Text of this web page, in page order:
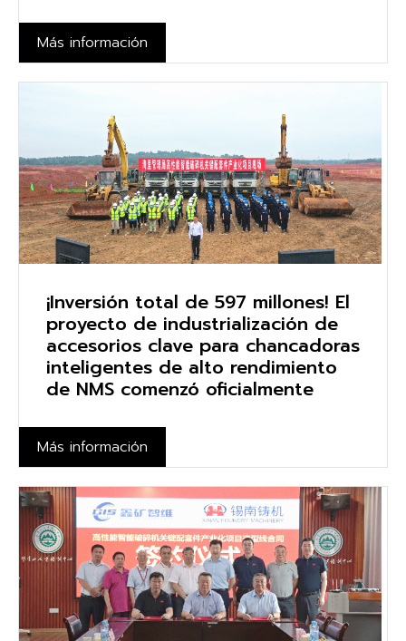
Más información
¡Inversión total de 597 millones! El
proyecto de industrialización de
accesorios clave para chancadoras
inteligentes de alto rendimiento
de NMS comenzó oficialmente
Más información